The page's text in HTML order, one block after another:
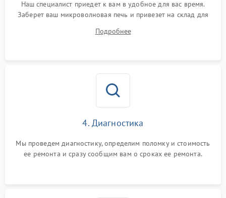
Наш специалист приедет к вам в удобное для вас время.
Заберет ваш микроволновая печь и привезет на склад для
Подробнее
4. Диагностика
Мы проведем диагностику, определим поломку и стоимость
ее ремонта и сразу сообщим вам о сроках ее ремонта.